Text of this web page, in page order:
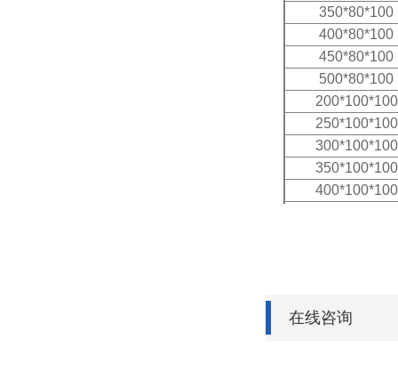
350*80*100
400*80*100
450*80*100
500*80*100
200*100*100
250*100*100
300*100*100
350*100*100
400*100*100
在线咨询